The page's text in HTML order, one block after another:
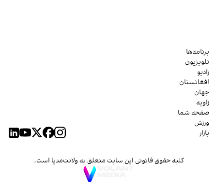
برنامه‌ها
تلویزیون
رادیو
افغانستان
جهان
زاویه
صفحه شما
ورزش
بازار
کلیه حقوق قانونی این سایت متعلق به ولانت‌مدیا است.